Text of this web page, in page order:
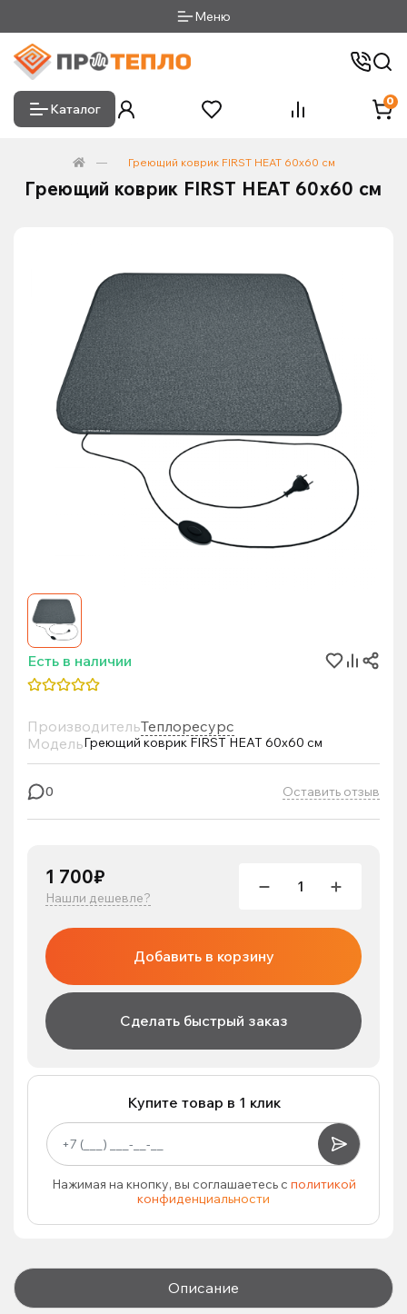
Меню
Каталог
0
Греющий коврик FIRST HEAT 60x60 см
Греющий коврик FIRST HEAT 60x60 см
Есть в наличии
ПроизводительТеплоресурс
МодельГреющий коврик FIRST HEAT 60x60 см
0 Оставить отзыв
1 700₽
Нашли дешевле?
Добавить в корзину
Сделать быстрый заказ
Купите товар в 1 клик
Нажимая на кнопку, вы соглашаетесь с политикой
конфиденциальности
Описание